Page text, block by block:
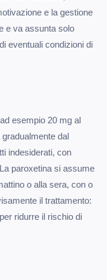
e la gestione
e va assunta solo
eventuali condizioni di
esempio 20 mg al
dal
indesiderati, con
paroxetina si assume
o alla sera, con o
il trattamento:
ridurre il rischio di